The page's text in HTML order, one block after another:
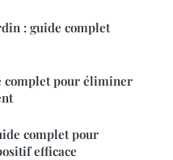
: guide complet
complet pour éliminer
complet pour
efficace